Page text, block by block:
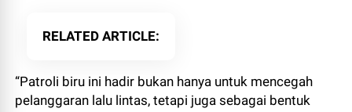
RELATED ARTICLE
“Patroli biru ini hadir bukan hanya untuk mencegah
pelanggaran lalu lintas, tetapi juga sebagai bentuk